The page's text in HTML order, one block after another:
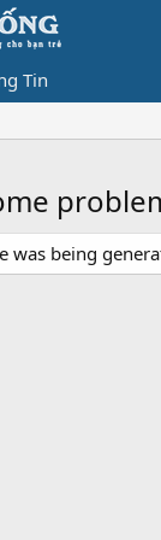
Tin
being